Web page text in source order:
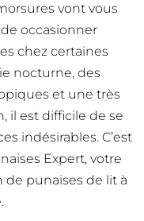
vont vous
occasionner
chez certaines
nocturne, des
et une très
il est difficile de se
indésirables. C’est
Expert, votre
punaises de lit à